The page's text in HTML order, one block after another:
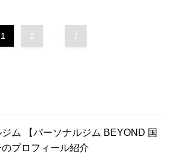
1 2 7
ム 【パーソナルジム BEYOND 国
プロフィール紹介